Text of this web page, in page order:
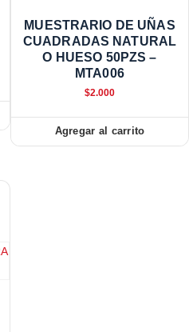
MUESTRARIO DE UÑAS
CUADRADAS NATURAL
O HUESO 50PZS –
MTA006
$2.000
Agregar al carrito